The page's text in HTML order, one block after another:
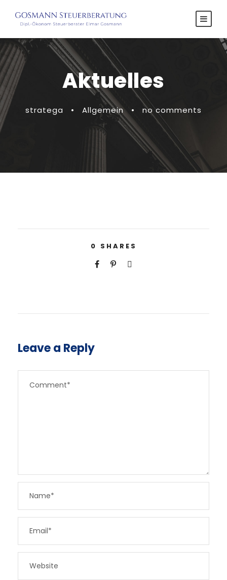
Aktuelles
stratega • Allgemein • no comments
0 SHARES
Leave a Reply